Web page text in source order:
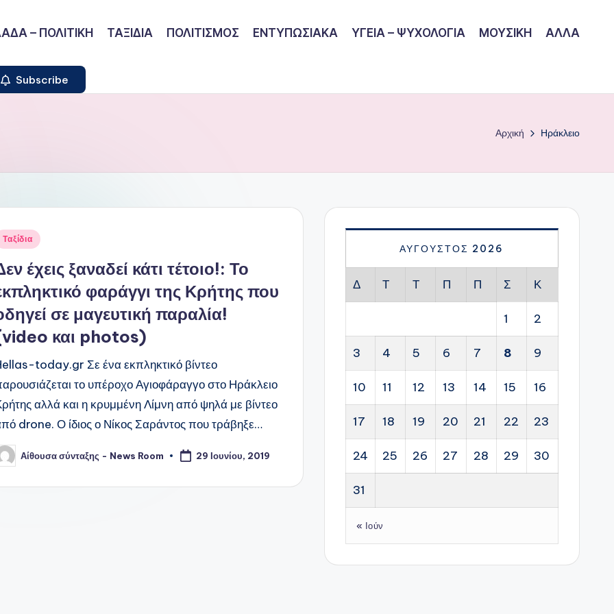
– ΠΟΛΙΤΙΚΗ ΤΑΞΙΔΙΑ ΠΟΛΙΤΙΣΜΟΣ ΕΝΤΥΠΩΣΙΑΚΑ ΥΓΕΙΑ – ΨΥΧΟΛΟΓΙΑ ΜΟΥΣΙΚΗ ΑΛΛΑ
Subscribe
Αρχική Ηράκλειο
Ταξίδια
έχεις ξαναδεί κάτι τέτοιο!: Το
φαράγγι της Κρήτης που
σε μαγευτική παραλία!
και photos)
today.gr Σε ένα εκπληκτικό βίντεο
το υπέροχο Αγιοφάραγγο στο Ηράκλειο
αλλά και η κρυμμένη Λίμνη από ψηλά με βίντεο
drone. Ο ίδιος ο Νίκος Σαράντος που τράβηξε…
Αίθουσα σύνταξης - News Room 29 Ιουνίου, 2019
ΑΎΓΟΥΣΤΟΣ 2026
Δ Τ Τ Π Π Σ Κ
1 2
3 4 5 6 7 8 9
10 11 12 13 14 15 16
17 18 19 20 21 22 23
24 25 26 27 28 29 30
31
« Ιούν